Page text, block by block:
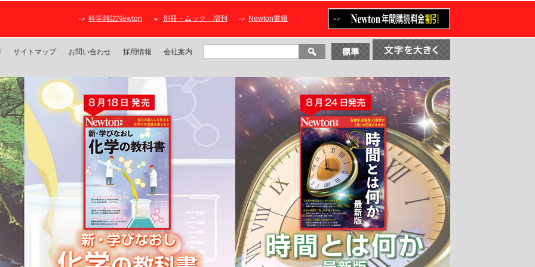
科学雑誌Newton 別冊・ムック・増刊 Newton書籍
サイトマップ お問い合わせ 採用情報 会社案内